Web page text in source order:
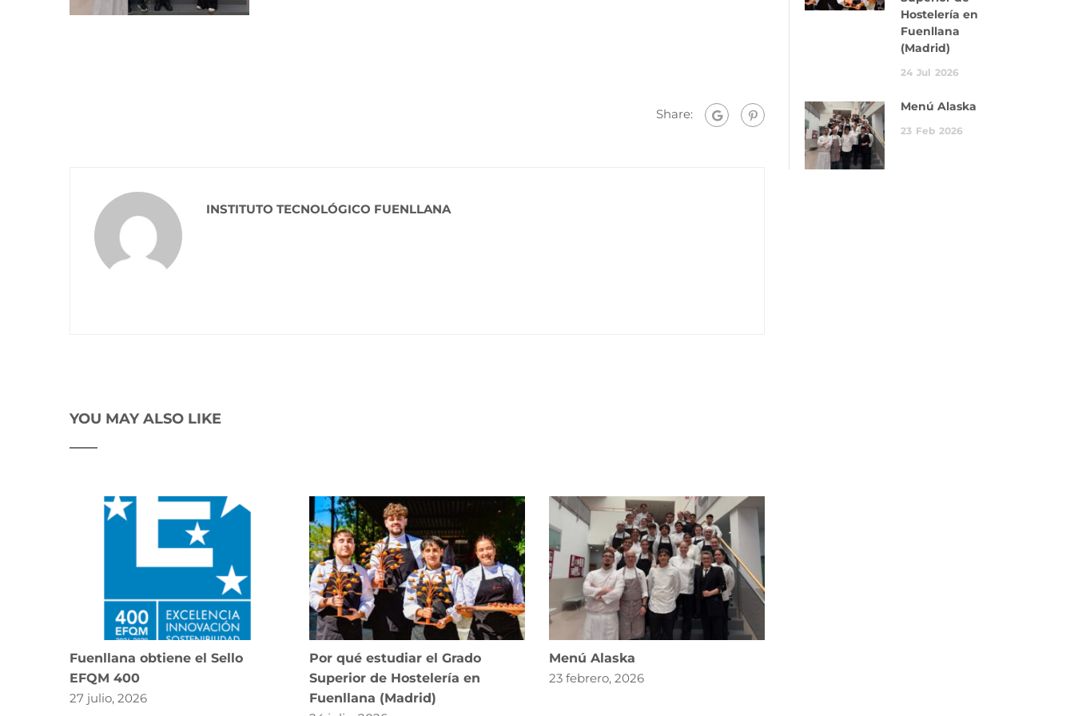
Share:
INSTITUTO TECNOLÓGICO FUENLLANA
YOU MAY ALSO LIKE
Fuenllana obtiene el Sello
EFQM 400
27 julio, 2026
Por qué estudiar el Grado
Superior de Hostelería en
Fuenllana (Madrid)
Menú Alaska
23 febrero, 2026
Hostelería en
Fuenllana
(Madrid)
24 Jul 2026
Menú Alaska
23 Feb 2026